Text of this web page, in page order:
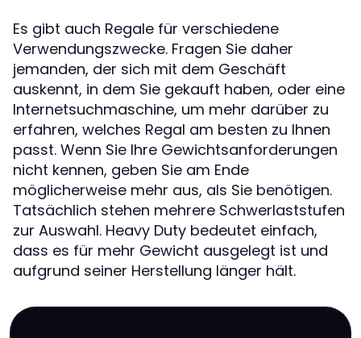
Es gibt auch Regale für verschiedene
Verwendungszwecke. Fragen Sie daher
jemanden, der sich mit dem Geschäft
auskennt, in dem Sie gekauft haben, oder eine
Internetsuchmaschine, um mehr darüber zu
erfahren, welches Regal am besten zu Ihnen
passt. Wenn Sie Ihre Gewichtsanforderungen
nicht kennen, geben Sie am Ende
möglicherweise mehr aus, als Sie benötigen.
Tatsächlich stehen mehrere Schwerlaststufen
zur Auswahl. Heavy Duty bedeutet einfach,
dass es für mehr Gewicht ausgelegt ist und
aufgrund seiner Herstellung länger hält.